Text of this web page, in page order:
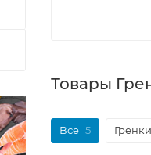
Товары
Все 5